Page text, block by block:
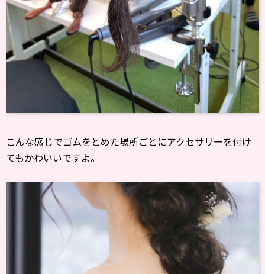
こんな感じでゴムをとめた場所ごとにアクセサリーを付け
てもかわいいですよ。